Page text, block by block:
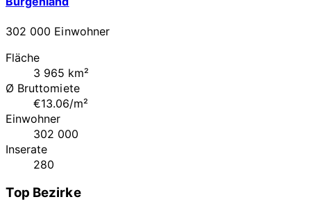
302 000 Einwohner
Fläche
3 965 km²
Ø Bruttomiete
€13.06/m²
Einwohner
302 000
Inserate
280
Top Bezirke